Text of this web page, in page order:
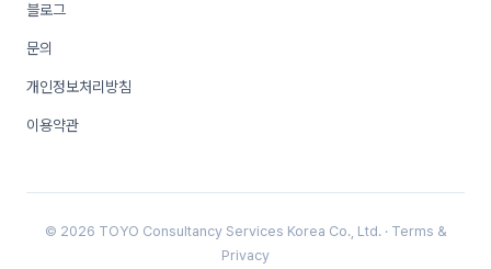
블로그
문의
개인정보처리방침
이용약관
© 2026 TOYO Consultancy Services Korea Co., Ltd. · Terms &
Privacy